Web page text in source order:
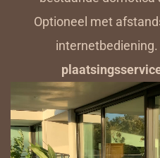
Optioneel met
internetbediening.